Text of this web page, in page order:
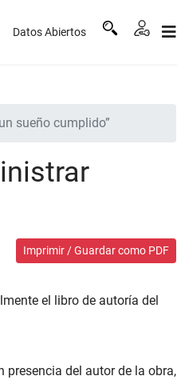
Datos Abiertos
sueño cumplido”
Imprimir / Guardar como PDF
el libro de autoría del
presencia del autor de la obra,